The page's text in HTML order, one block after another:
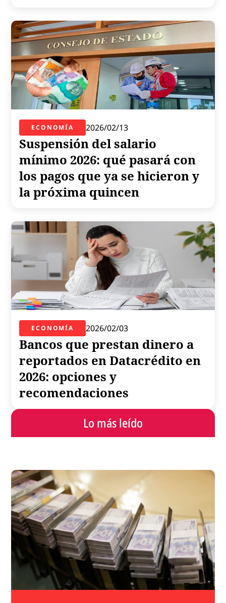
ECONOMÍA 2026/02/13
Suspensión del salario
mínimo 2026: qué pasará con
los pagos que ya se hicieron y
la próxima quincen
ECONOMÍA 2026/02/03
Bancos que prestan dinero a
reportados en Datacrédito en
2026: opciones y
recomendaciones
Lo más leído